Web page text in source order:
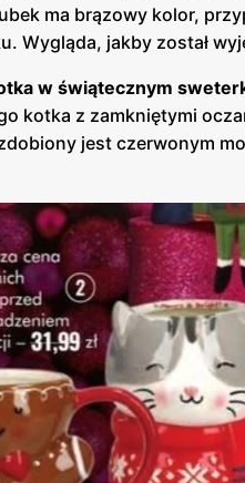
ma brązowy kolor,
Wygląda, jakby został
w świątecznym
kotka z zamkniętymi
jest czerwonym